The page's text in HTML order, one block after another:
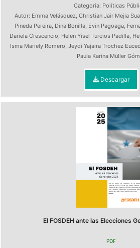
Categoría: Políticas
Autor: Emma Velásquez, Christian Jair Mejia
Pineda Pereira, Dina Bonilla, Evin Pagoaga,
Dariela Crescencio, Helen Yisel Turcios Padilla,
Isma Mariely Romero, Jeydi Yajaira Trochez
Paula Karina Müller
Descargar
El FOSDEH ante las Elecciones
PDF